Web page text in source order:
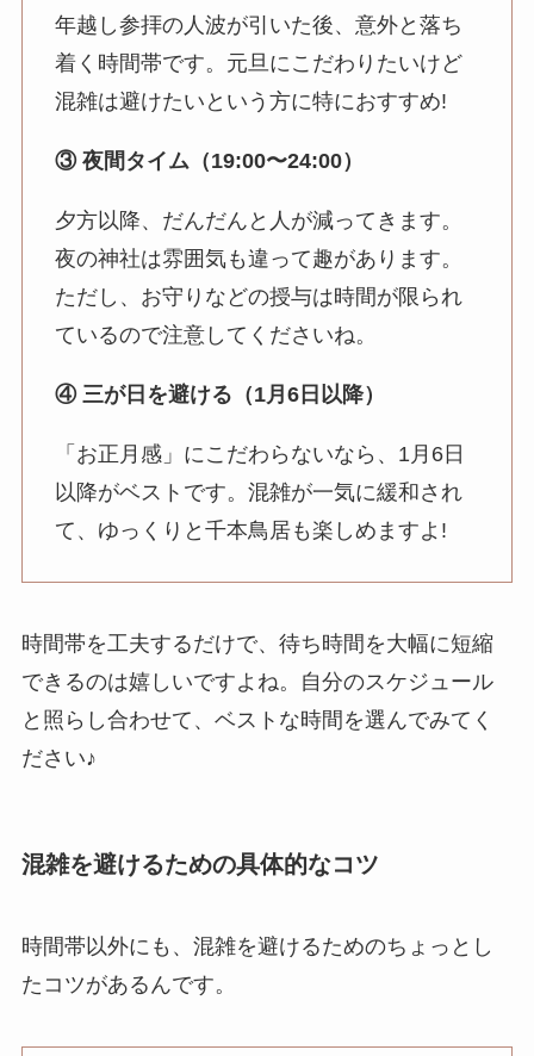
年越し参拝の人波が引いた後、意外と落ち
着く時間帯です。元旦にこだわりたいけど
混雑は避けたいという方に特におすすめ!
③ 夜間タイム（19:00〜24:00）
夕方以降、だんだんと人が減ってきます。
夜の神社は雰囲気も違って趣があります。
ただし、お守りなどの授与は時間が限られ
ているので注意してくださいね。
④ 三が日を避ける（1月6日以降）
「お正月感」にこだわらないなら、1月6日
以降がベストです。混雑が一気に緩和され
て、ゆっくりと千本鳥居も楽しめますよ!
時間帯を工夫するだけで、待ち時間を大幅に短縮
できるのは嬉しいですよね。自分のスケジュール
と照らし合わせて、ベストな時間を選んでみてく
ださい♪
混雑を避けるための具体的なコツ
時間帯以外にも、混雑を避けるためのちょっとし
たコツがあるんです。